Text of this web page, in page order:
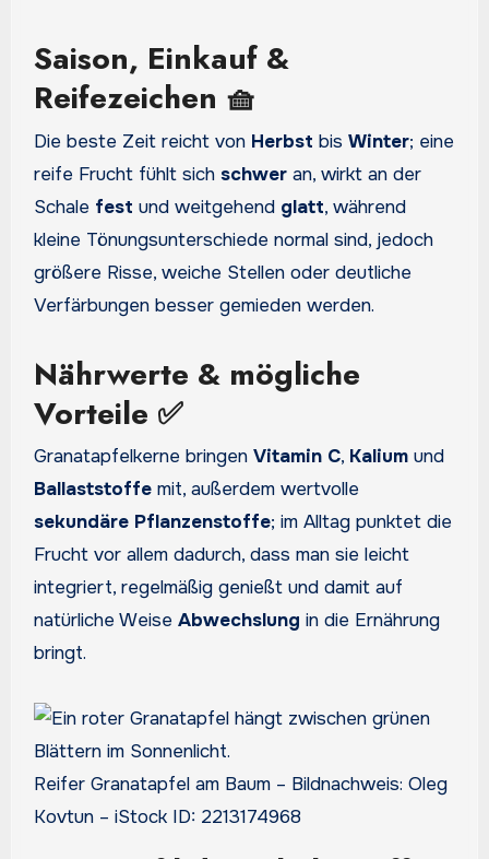
Saison, Einkauf &
Reifezeichen 🧺
Die beste Zeit reicht von Herbst bis Winter; eine
reife Frucht fühlt sich schweran, wirkt an der
Schale fest und weitgehend glatt, während
kleine Tönungsunterschiede normal sind, jedoch
größere Risse, weiche Stellen oder deutliche
Verfärbungen besser gemieden werden.
Nährwerte & mögliche
Vorteile ✅
Granatapfelkerne bringen Vitamin C, Kaliumund
Ballaststoffemit, außerdem wertvolle
sekundäre Pflanzenstoffe; im Alltag punktet die
Frucht vor allem dadurch, dass man sie leicht
integriert, regelmäßig genießt und damit auf
natürliche Weise Abwechslung in die Ernährung
bringt.
Reifer Granatapfel am Baum – Bildnachweis: Oleg
Kovtun – iStock ID: 2213174968